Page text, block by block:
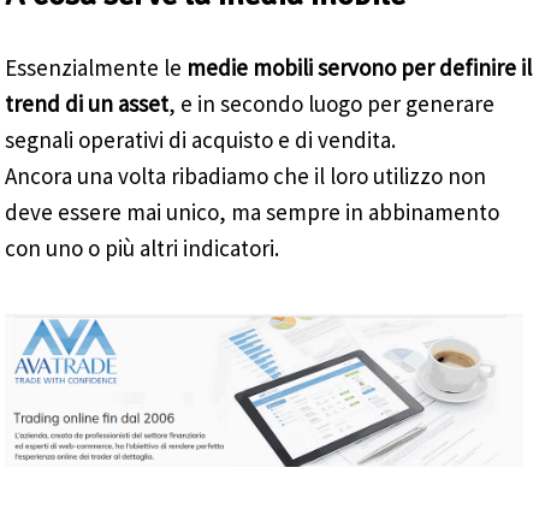
Essenzialmente le medie mobili servono per definire il
trend di un asset, e in secondo luogo per generare
segnali operativi di acquisto e di vendita.
Ancora una volta ribadiamo che il loro utilizzo non
deve essere mai unico, ma sempre in abbinamento
con uno o più altri indicatori.